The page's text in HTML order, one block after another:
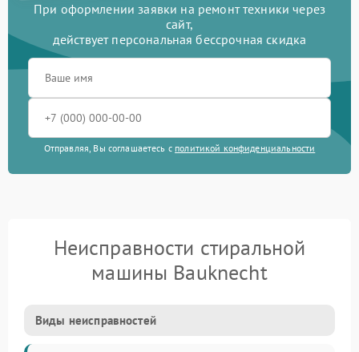
При оформлении заявки на ремонт техники через
сайт,
действует персональная бессрочная скидка
Отправляя, Вы соглашаетесь с политикой конфиденциальности
Неисправности стиральной
машины Bauknecht
Виды неисправностей